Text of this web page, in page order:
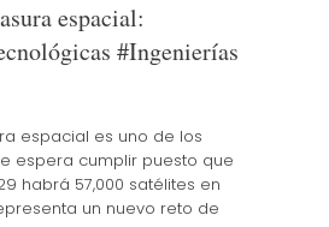
espacial:
#Ingenierías
espacial es uno de los
espera cumplir puesto que
habrá 57,000 satélites en
un nuevo reto de